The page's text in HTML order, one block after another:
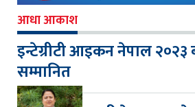
आधा आकाश
इन्टेग्रीटी आइकन नेपाल २०२३
सम्मानित